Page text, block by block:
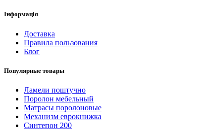
Інформація
Доставка
Правила пользования
Блог
Популярные товары
Ламели поштучно
Поролон мебельный
Матрасы поролоновые
Механизм еврокнижка
Синтепон 200